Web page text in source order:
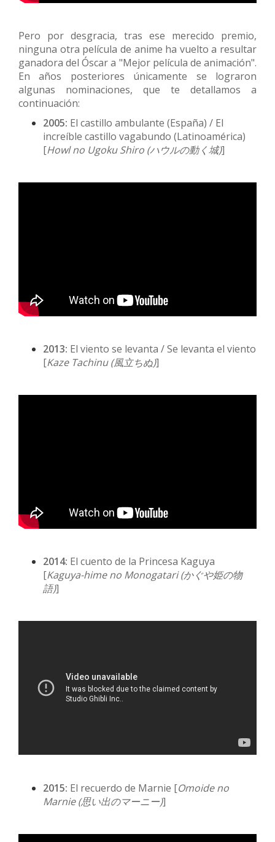
Pero por desgracia, tras ese merecido premio,
ninguna otra película de anime ha vuelto a resultar
ganadora del Óscar a "Mejor película de animación".
En años posteriores únicamente se lograron
algunas nominaciones, que te detallamos a
continuación:
2005: El castillo ambulante (España) / El
increíble castillo vagabundo (Latinoamérica)
[Howl no Ugoku Shiro (ハウルの動く城)]
2013: El viento se levanta / Se levanta el viento
[Kaze Tachinu (風立ちぬ)]
2014: El cuento de la Princesa Kaguya
[Kaguya-hime no Monogatari (かぐや姫の物
語)]
2015: El recuerdo de Marnie [Omoide no
Marnie (思い出のマーニー)]